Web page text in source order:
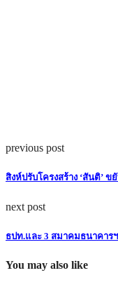
previous post
สิงห์ปรับโครงสร้าง ‘สันติ’
next post
ธปท.และ 3 สมาคมธนาคาร
You may also like